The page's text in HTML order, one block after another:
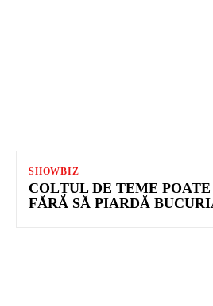
SHOWBIZ
COLȚUL DE TEME
FĂRĂ SĂ PIARDĂ